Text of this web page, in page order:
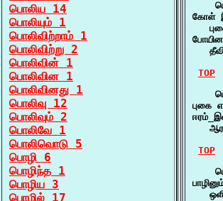
பொலிய 14
பொலியும் 1
பொலிவிற்றாம் 1
பொலிவிற்று 2
பொலிவின் 1
பொலிவின 1
பொலிவினது 1
பொலிவு 12
பொலிவும் 2
பொலிவே 1
பொலிவொடு 5
பொழி 6
பொழிந்த 1
பொழிய 3
பொழில் 17
கோள்
TOP
புகை
ஆர
TOP